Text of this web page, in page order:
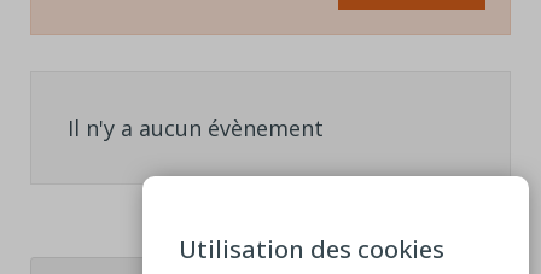
Il n'y a aucun évènement
Utilisation des cookies